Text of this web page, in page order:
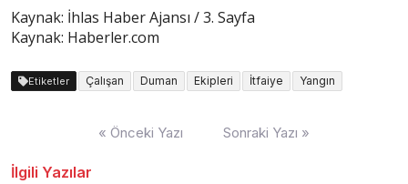
Kaynak: İhlas Haber Ajansı / 3. Sayfa
Kaynak: Haberler.com
Etiketler Çalışan Duman Ekipleri İtfaiye Yangın
« Önceki Yazı Sonraki Yazı »
İlgili Yazılar